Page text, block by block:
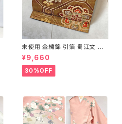
未使用 金繍錦 引箔 蜀江文 唐
織 華紋 袋帯 正絹 金糸 ゴール
ド 赤 紫 710
¥9,660
30%OFF